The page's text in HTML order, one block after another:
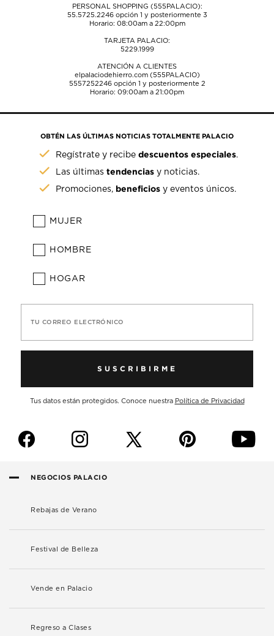
PERSONAL SHOPPING (555PALACIO):
55.5725.2246opción 1 y posteriormente 3
Horario: 08:00am a 22:00pm
TARJETA PALACIO:
5229.1999
ATENCIÓN A CLIENTES
elpalaciodehierro.com (555PALACIO)
5557252246opción 1 y posteriormente 2
Horario: 09:00am a 21:00pm
OBTÉN LAS ÚLTIMAS NOTICIAS TOTALMENTE PALACIO
Regístrate y recibedescuentos especiales.
Las últimastendencias y noticias.
Promociones, beneficios y eventos únicos.
MUJER
HOMBRE
HOGAR
TU CORREO ELECTRÓNICO
SUSCRIBIRME
Tus datos están protegidos. Conoce nuestra Política de Privacidad
f i p y
NEGOCIOS PALACIO
Rebajas de Verano
Festival de Belleza
Vende en Palacio
Regreso a Clases